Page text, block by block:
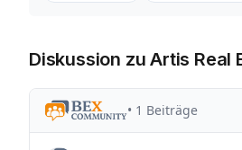
Diskussion zu Artis Real